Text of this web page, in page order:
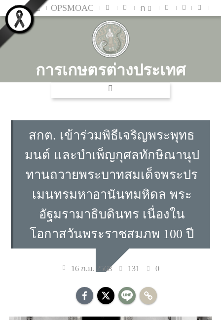
MOAC OPSMOAC ก
การเกษตรต่างประเทศ
สกต. เข้าร่วมพิธีเจริญพระพุทธ
มนต์ และบำเพ็ญกุศลทักษิณานุป
ทานถวายพระบาทสมเด็จพระปร
เมนทรมหาอานันทมหิดล พระ
อัฐมรามาธิบดินทร เนื่องใน
โอกาสวันพระราชสมภพ 100 ปี
16 ก.ย. 2568 131 0